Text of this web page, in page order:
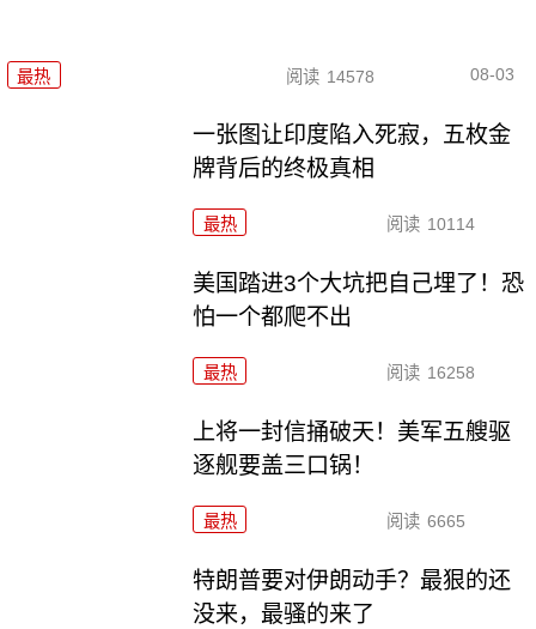
最热 阅读 14578 08-03
一张图让印度陷入死寂，五枚金
牌背后的终极真相
最热 阅读 10114
美国踏进3个大坑把自己埋了！恐
怕一个都爬不出
最热 阅读 16258
上将一封信捅破天！美军五艘驱
逐舰要盖三口锅！
最热 阅读 6665
特朗普要对伊朗动手？最狠的还
没来，最骚的来了